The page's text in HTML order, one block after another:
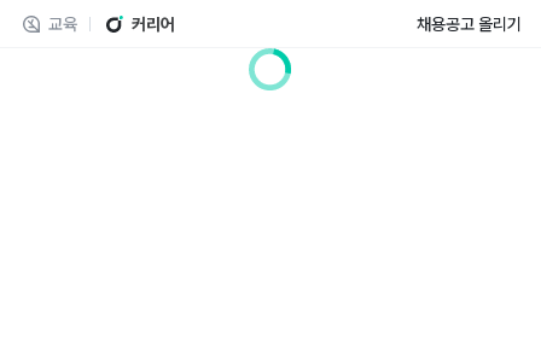
교육 커리어 채용공고 올리기